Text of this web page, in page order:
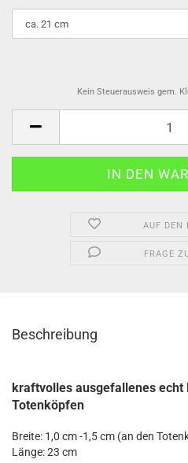
Kein Steuerausweis gem.
AUF DEN
FRAGE
Beschreibung
kraftvolles ausgefallenes echt
Totenköpfen
Breite: 1,0 cm -1,5 cm (an den
Länge: 23 cm